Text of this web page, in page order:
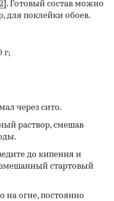
. Готовый состав можно
для поклейки обоев.
г;
через сито.
раствор, смешав
до кипения и
стартовый
на огне, постоянно